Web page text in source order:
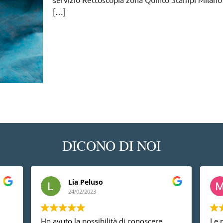
[…]
DICONO DI NOI
Lia Peluso
24/02/2023
Ho avuto la possibilità di conoscere
Le